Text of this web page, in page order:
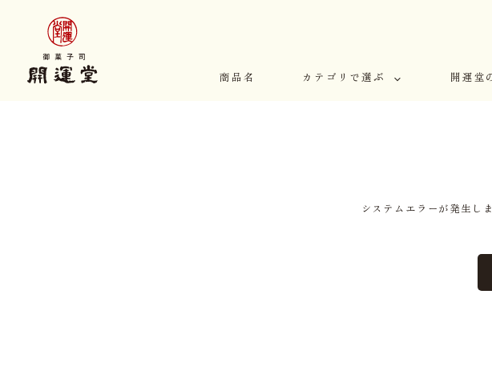
商品名 カテゴリで選ぶ 開運堂
システムエラーが発生し